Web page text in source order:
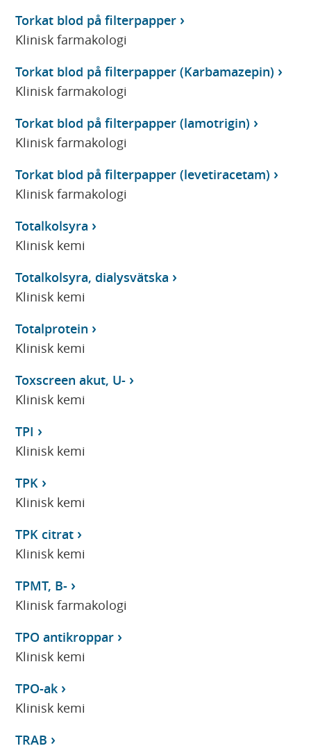
Torkat blod på filterpapper
Klinisk farmakologi
Torkat blod på filterpapper (Karbamazepin)
Klinisk farmakologi
Torkat blod på filterpapper (lamotrigin)
Klinisk farmakologi
Torkat blod på filterpapper (levetiracetam)
Klinisk farmakologi
Totalkolsyra
Klinisk kemi
Totalkolsyra, dialysvätska
Klinisk kemi
Totalprotein
Klinisk kemi
Toxscreen akut, U-
Klinisk kemi
TPI
Klinisk kemi
TPK
Klinisk kemi
TPK citrat
Klinisk kemi
TPMT, B-
Klinisk farmakologi
TPO antikroppar
Klinisk kemi
TPO-ak
Klinisk kemi
TRAB